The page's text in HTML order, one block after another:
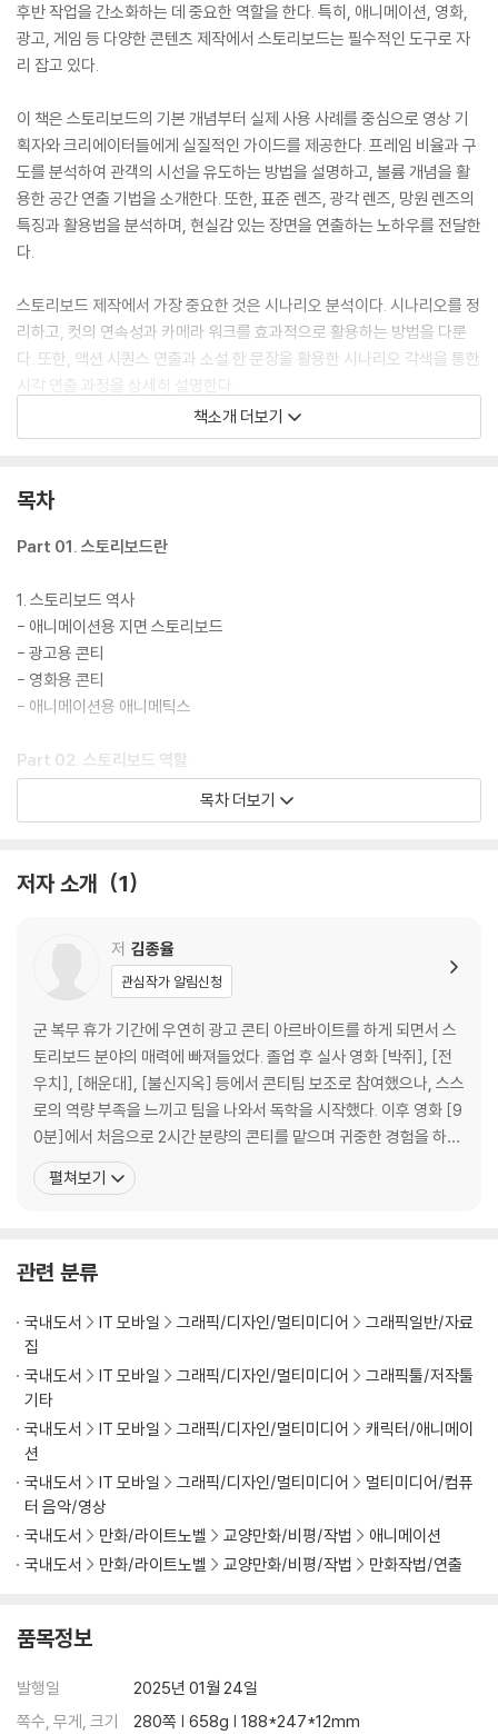
후반 작업을 간소화하는 데 중요한 역할을 한다. 특히, 애니메이션, 영화,
광고, 게임 등 다양한 콘텐츠 제작에서 스토리보드는 필수적인 도구로 자
리 잡고 있다.
이 책은 스토리보드의 기본 개념부터 실제 사용 사례를 중심으로 영상 기
획자와 크리에이터들에게 실질적인 가이드를 제공한다. 프레임 비율과 구
도를 분석하여 관객의 시선을 유도하는 방법을 설명하고, 볼륨 개념을 활
용한 공간 연출 기법을 소개한다. 또한, 표준 렌즈, 광각 렌즈, 망원 렌즈의
특징과 활용법을 분석하며, 현실감 있는 장면을 연출하는 노하우를 전달한
다.
스토리보드 제작에서 가장 중요한 것은 시나리오 분석이다. 시나리오를 정
리하고, 컷의 연속성과 카메라 워크를 효과적으로 활용하는 방법을 다룬
다. 또한, 액션 시퀀스 연출과 소설 한 문장을 활용한 시나리오 각색을 통한
시각 연출 과정을 상세히 설명한다.
특히, AI(chatGPT와 미드저니)와 전통적인 기법을 조합하여 보다 효과
적인 스토리보드의 제작 가능성도 소개한다.
이 책은 애니메이션 및 영상 제작자, 스토리보드 아티스트, 광고 기획자,
다. 실무에서 바로 적용할 수 있는 다양한 사례와 실전 가이드를 통해, 독자
할 수 있을 것이다.
책소개 더보기
목차
Part 01. 스토리보드란
1. 스토리보드 역사
- 애니메이션용 지면 스토리보드
- 광고용 콘티
- 영화용 콘티
- 애니메이션용 애니메틱스
Part 02. 스토리보드 역할
4. 제작 효율 및 비용 감소
Part 03. 프레임에 관하여
1. 프레임이란?
2. 프레임 비율에 따라 분류
3. 프레임의 정서적 의미
Part 04. 레이아웃
1. 볼륨(Volume; 화면의 질량감)
- 볼륨(Voluime)의 이해
- 이미지 단순화
- 볼륨의 활용
- 볼륨을 이용한 프레임 변형
Part 05. 렌즈의 이해
1. 투시도법
- 투시도 조건
- 프레임에서 카메라 시선의 높이
- 소실점
- 그려진 그림 안에서 비율 맞추기
- 표준 렌즈
- 망원 렌즈
- 광각 망원 실제 촬영 예시
목차 더보기
저자 소개 1
저 김종율
관심작가 알림신청
군 복무 휴가 기간에 우연히 광고 콘티 아르바이트를 하게 되면서 스
토리보드 분야의 매력에 빠져들었다. 졸업 후 실사 영화 [박쥐], [전
우치], [해운대], [불신지옥] 등에서 콘티팀 보조로 참여했으나, 스스
로의 역량 부족을 느끼고 팀을 나와서 독학을 시작했다. 이후 영화 [9
0분]에서 처음으로 2시간 분량의 콘티를 맡으며 귀중한 경험을 하게
됐다. 2D, 3D, 광고 등 다양한 분야에서 스토리보드로 경력을 쌓아오
다가, 2013년 퍼니플럭스에 입사하여 [슈퍼윙스], [엄마 까투리]에
펼쳐보기
관련 분류
국내도서 IT 모바일 그래픽/디자인/멀티미디어
그래픽일반/자료
집
국내도서
IT 모바일 그래픽/디자인/멀티미디어
그래픽툴/저작툴
기타
국내도서
IT 모바일 그래픽/디자인/멀티미디어
캐릭터/애니메이
션
국내도서
IT 모바일 그래픽/디자인/멀티미디어
멀티미디어/컴퓨
터 음악/영상
국내도서
만화/라이트노벨 교양만화/비평/작법
애니메이션
국내도서
만화/라이트노벨 교양만화/비평/작법 만화작법/연출
품목정보
발행일
2025년 01월 24일
쪽수, 무게, 크기
280쪽 | 658g | 188*247*12mm